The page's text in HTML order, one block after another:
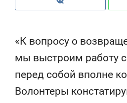
«К вопросу о
мы выстроим работу
перед собой вполне
Волонтеры
150 камер до квартиры
ID вместо ключа: какой